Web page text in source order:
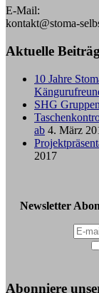
E-Mail:
kontakt@stoma-
Aktuelle
10 Jahre
SHG
ab 4. März
2017
Newsletter
Abonniere